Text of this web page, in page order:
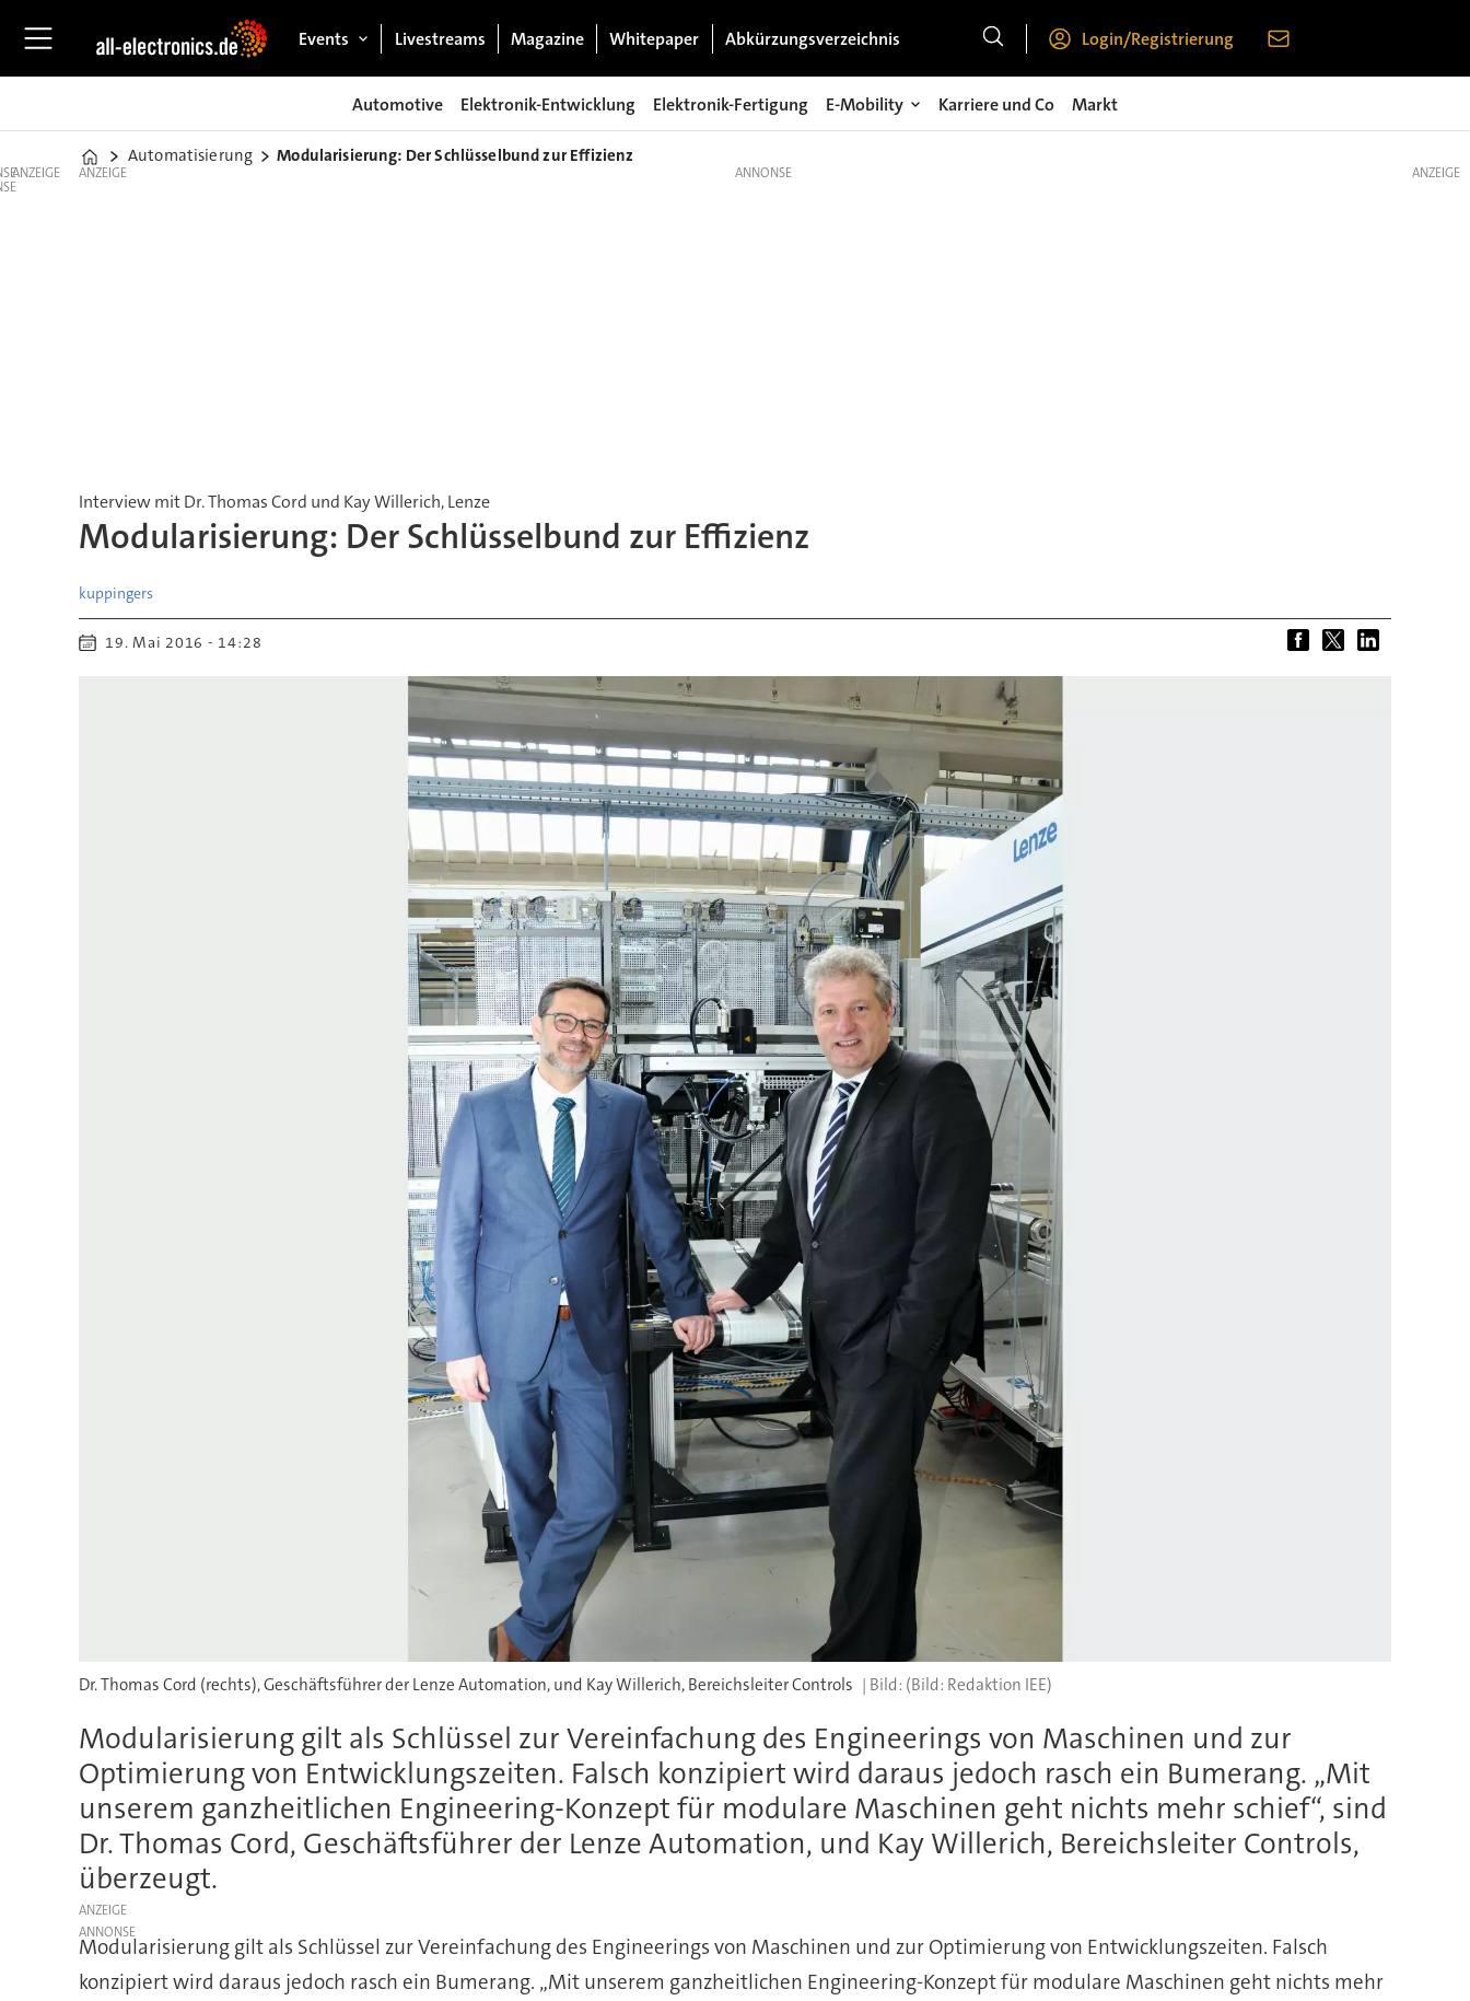
Events Livestreams Magazine Whitepaper Abkürzungsverzeichnis Login/Registrierung
Automotive Elektronik-Entwicklung Elektronik-Fertigung E-Mobility Karriere und Co Markt
Home
Automatisierung Modularisierung: Der Schlüsselbund zur Effizienz
ANZEIGE ANZEIGE
Interview mit Dr. Thomas Cord und Kay Willerich, Lenze
Modularisierung: Der Schlüsselbund zur Effizienz
kuppingers
19. Mai 2016 - 14:28
Dr. Thomas Cord (rechts), Geschäftsführer der Lenze Automation, und Kay Willerich, Bereichsleiter Controls (Bild: Redaktion IEE)
Modularisierung gilt als Schlüssel zur Vereinfachung des Engineerings von Maschinen und zur
Optimierung von Entwicklungszeiten. Falsch konzipiert wird daraus jedoch rasch ein Bumerang. „Mit
unserem ganzheitlichen Engineering-Konzept für modulare Maschinen geht nichts mehr schief“, sind
Dr. Thomas Cord, Geschäftsführer der Lenze Automation, und Kay Willerich, Bereichsleiter Controls,
überzeugt.
ANZEIGE
Modularisierung gilt als Schlüssel zur Vereinfachung des Engineerings von Maschinen und zur Optimierung von Entwicklungszeiten. Falsch
konzipiert wird daraus jedoch rasch ein Bumerang. „Mit unserem ganzheitlichen Engineering-Konzept für modulare Maschinen geht nichts mehr
ANZEIGE